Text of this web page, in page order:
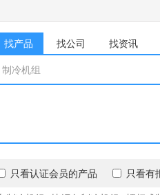
找产品 找公司 找资讯
只看认证会员的产品 只看有